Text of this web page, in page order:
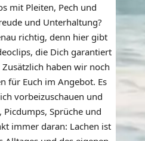
mit Pleiten, Pech und
und Unterhaltung?
richtig, denn hier gibt
die Dich garantiert
haben wir noch
für Euch im Angebot. Es
vorbeizuschauen und
Picdumps, Sprüche und
immer daran: Lachen ist